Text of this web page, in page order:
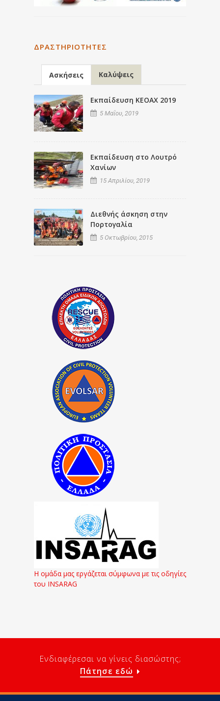
ΔΡΑΣΤΗΡΙΌΤΗΤΕΣ
Ασκήσεις Καλύψεις
Εκπαίδευση ΚΕΟΑΧ 2019
5 Μαΐου, 2019
Εκπαίδευση στο Λουτρό
Χανίων
15 Απριλίου, 2019
Διεθνής άσκηση στην
Πορτογαλία
5 Οκτωβρίου, 2015
Η ομάδα μας εργάζεται σύμφωνα με τις οδηγίες
του INSARAG
Ενδιαφέρεσαι να γίνεις διασώστης;
Πάτησε εδώ